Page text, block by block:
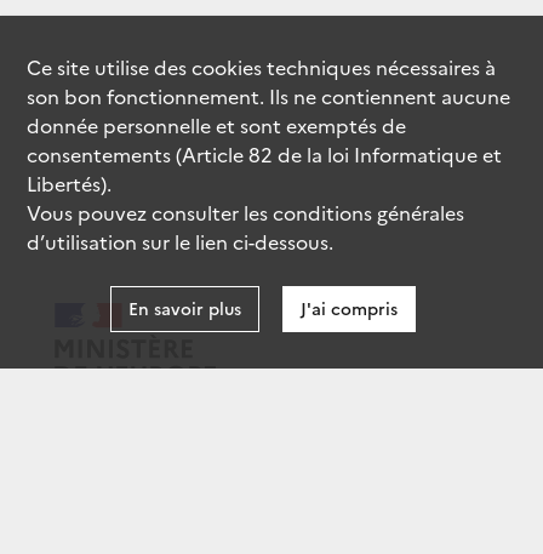
Ce site utilise descookiestechniques nécessaires à
son bon fonctionnement. Ils ne contiennent aucune
donnée personnelle et sont exemptés de
consentements (Article 82 de la loi Informatique et
Libertés).
Vous pouvez consulter les conditions générales
d’utilisation sur le lien ci-dessous.
En savoir plus J'ai compris